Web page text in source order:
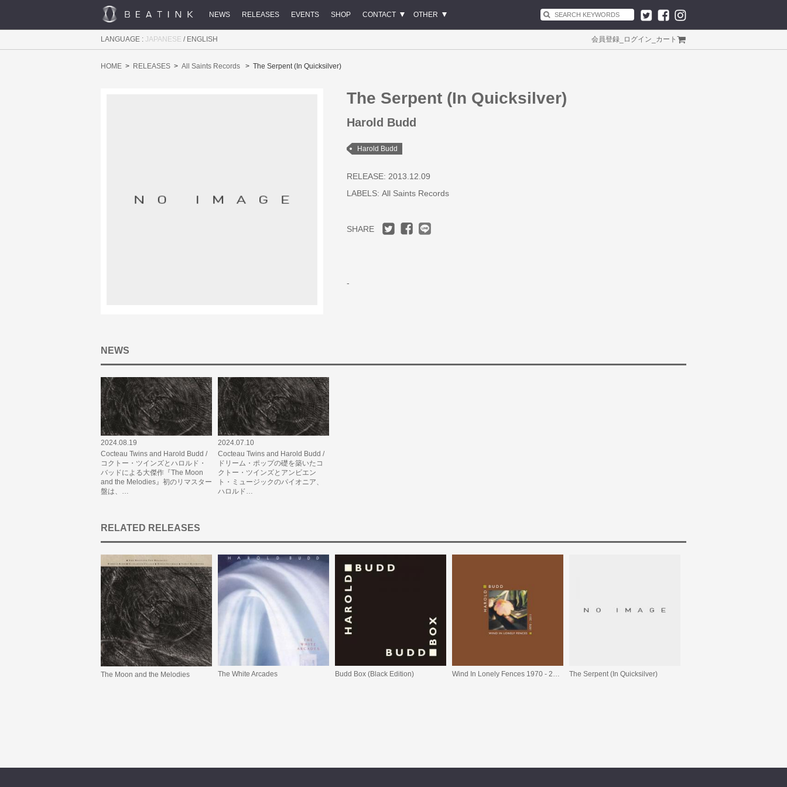
NEWS RELEASES EVENTS SHOP CONTACT OTHER
LANGUAGE : JAPANESE / ENGLISH 会員登録 ログイン カート
HOME RELEASES All Saints Records The Serpent (In Quicksilver)
The Serpent (In Quicksilver)
Harold Budd
Harold Budd
RELEASE: 2013.12.09
LABELS: All Saints Records
SHARE
-
NEWS
2024.08.19
Cocteau Twins and Harold Budd /
コクトー・ツインズとハロルド・
バッドによる大傑作『The Moon
and the Melodies』初のリマスター
盤は、…
2024.07.10
Cocteau Twins and Harold Budd /
ドリーム・ポップの礎を築いたコ
クトー・ツインズとアンビエン
ト・ミュージックのパイオニア、
ハロルド…
RELATED RELEASES
The Moon and the Melodies The White Arcades Budd Box (Black Edition) Wind In Lonely Fences 1970 - 2011 The Serpent (In Quicksilver)